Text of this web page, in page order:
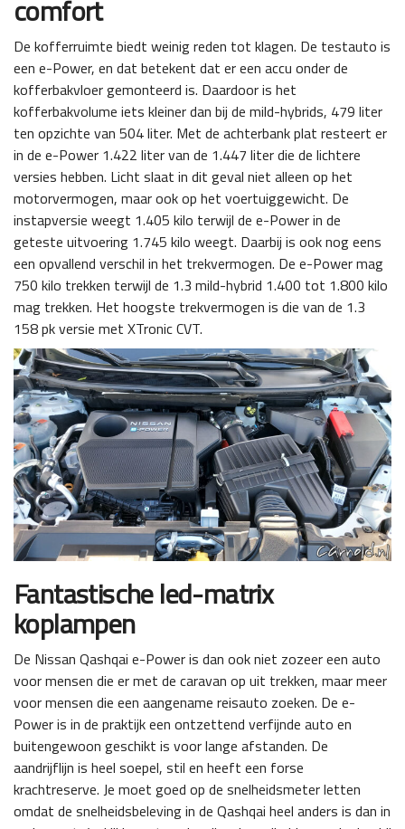
comfort
De kofferruimte biedt weinig reden tot klagen. De testauto is
een e-Power, en dat betekent dat er een accu onder de
kofferbakvloer gemonteerd is. Daardoor is het
kofferbakvolume iets kleiner dan bij de mild-hybrids, 479 liter
ten opzichte van 504 liter. Met de achterbank plat resteert er
in de e-Power 1.422 liter van de 1.447 liter die de lichtere
versies hebben. Licht slaat in dit geval niet alleen op het
motorvermogen, maar ook op het voertuiggewicht. De
instapversie weegt 1.405 kilo terwijl de e-Power in de
geteste uitvoering 1.745 kilo weegt. Daarbij is ook nog eens
een opvallend verschil in het trekvermogen. De e-Power mag
750 kilo trekken terwijl de 1.3 mild-hybrid 1.400 tot 1.800 kilo
mag trekken. Het hoogste trekvermogen is die van de 1.3
158 pk versie met XTronic CVT.
Fantastische led-matrix
koplampen
De Nissan Qashqai e-Power is dan ook niet zozeer een auto
voor mensen die er met de caravan op uit trekken, maar meer
voor mensen die een aangename reisauto zoeken. De e-
Power is in de praktijk een ontzettend verfijnde auto en
buitengewoon geschikt is voor lange afstanden. De
aandrijflijn is heel soepel, stil en heeft een forse
krachtreserve. Je moet goed op de snelheidsmeter letten
omdat de snelheidsbeleving in de Qashqai heel anders is dan in